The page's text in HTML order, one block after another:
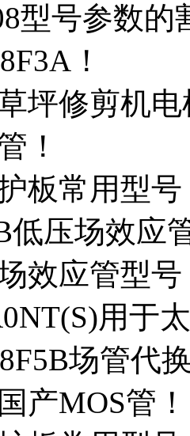
型号参数
！
坪修剪机电
！
板常用型号
低压场效应
效应管型
用于
场管代
产MOS管！